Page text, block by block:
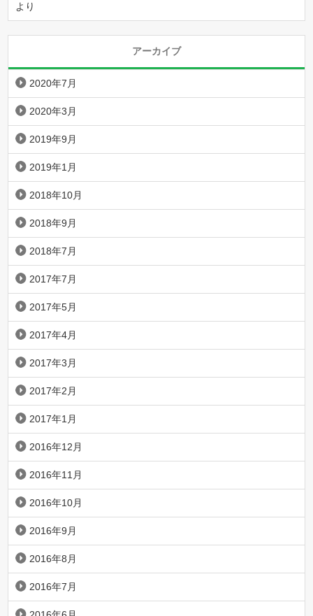
より
アーカイブ
2020年7月
2020年3月
2019年9月
2019年1月
2018年10月
2018年9月
2018年7月
2017年7月
2017年5月
2017年4月
2017年3月
2017年2月
2017年1月
2016年12月
2016年11月
2016年10月
2016年9月
2016年8月
2016年7月